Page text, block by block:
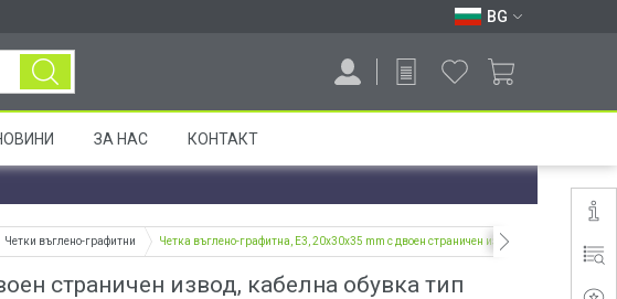
BG
ЗА НАС КОНТАКТ
Четки въглено-графитни Четка въглено-графитна, E3, 20x30x35 mm с двоен страничен извод, кабелна обувка
страничен извод, кабелна обувка тип